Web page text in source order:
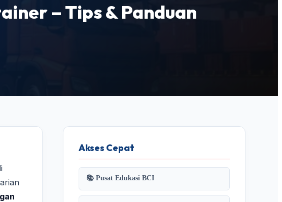
– Tips & Panduan
Akses Cepat
📚 Pusat Edukasi BCI